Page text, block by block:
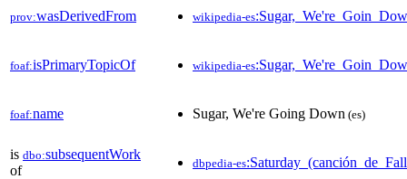
prov:wasDerivedFrom wikipedia-es
foaf:isPrimaryTopicOf wikipedia-es
foaf:name Sugar, We're Going Down (es)
is dbo:subsequentWork
of
dbpedia-es